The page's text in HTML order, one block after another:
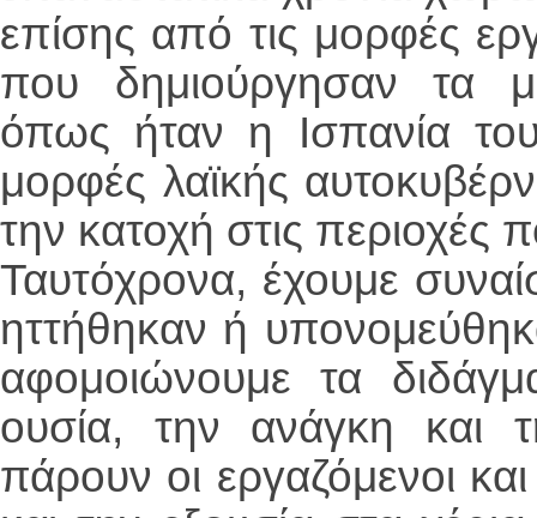
επίσης από τις μορφές
που δημιούργησαν τα
όπως ήταν η Ισπανία
μορφές λαϊκής
την κατοχή στις
Ταυτόχρονα, έχουμε
ηττήθηκαν ή
αφομοιώνουμε τα
ουσία, την ανάγκη και
πάρουν οι εργαζόμενοι